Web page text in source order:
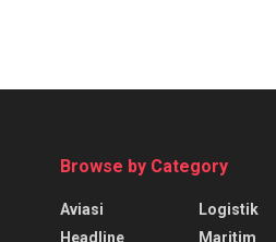
Browse by Category
Aviasi
Headline
Logistik
Maritim